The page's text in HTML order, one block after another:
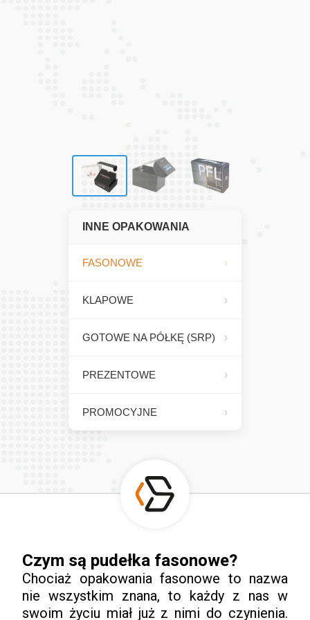
INNE OPAKOWANIA
FASONOWE
KLAPOWE
GOTOWE NA PÓŁKĘ (SRP)
PREZENTOWE
PROMOCYJNE
Czym są pudełka fasonowe?
Chociaż opakowania fasonowe to nazwa
nie wszystkim znana, to każdy z nas w
swoim życiu miał już z nimi do czynienia.